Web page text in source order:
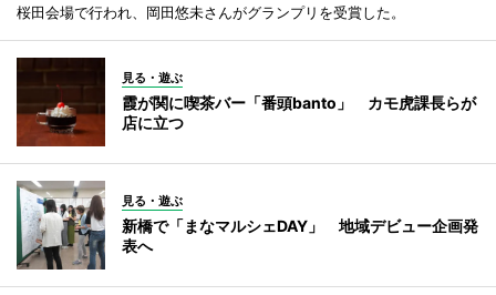
桜田会場で行われ、岡田悠未さんがグランプリを受賞した。
見る・遊ぶ
霞が関に喫茶バー「番頭banto」 カモ虎課長らが
店に立つ
見る・遊ぶ
新橋で「まなマルシェDAY」 地域デビュー企画発
表へ